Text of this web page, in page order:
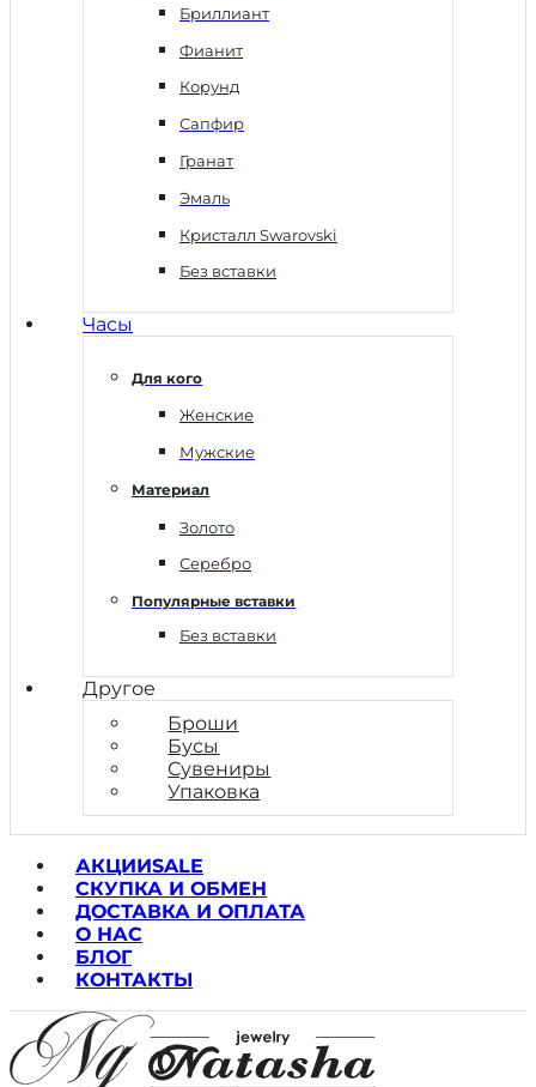
Бриллиант
Фианит
Корунд
Сапфир
Гранат
Эмаль
Кристалл Swarovski
Без вставки
Часы
Для кого
Женские
Мужские
Материал
Золото
Серебро
Популярные вставки
Без вставки
Другое
Броши
Бусы
Сувениры
Упаковка
АКЦИИSALE
СКУПКА И ОБМЕН
ДОСТАВКА И ОПЛАТА
О НАС
БЛОГ
КОНТАКТЫ